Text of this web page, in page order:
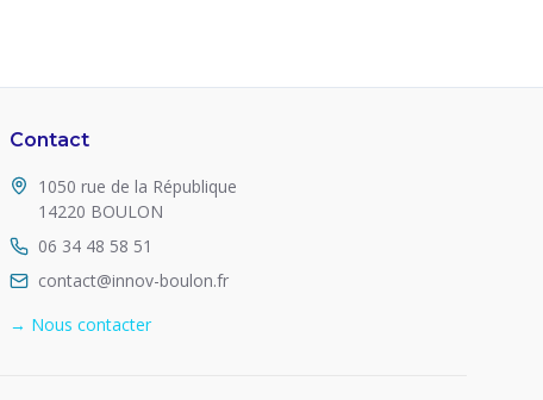
Contact
1050 rue de la République
14220 BOULON
06 34 48 58 51
contact@innov-boulon.fr
→ Nous contacter